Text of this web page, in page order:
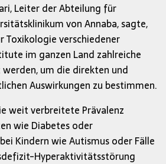
Leiter der Abteilung für
von Annaba, sagte,
Toxikologie verschiedener
im ganzen Land zahlreiche
um die direkten und
Auswirkungen zu bestimmen.
weit verbreitete Prävalenz
wie Diabetes oder
Kindern wie Autismus oder Fälle
Hyperaktivitätsstörung